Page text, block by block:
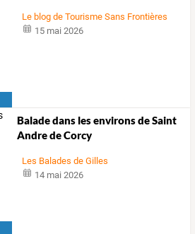
Le blog de Tourisme Sans Frontières
15 mai 2026
Balade dans les environs de Saint
Andre de Corcy
Les Balades de Gilles
14 mai 2026